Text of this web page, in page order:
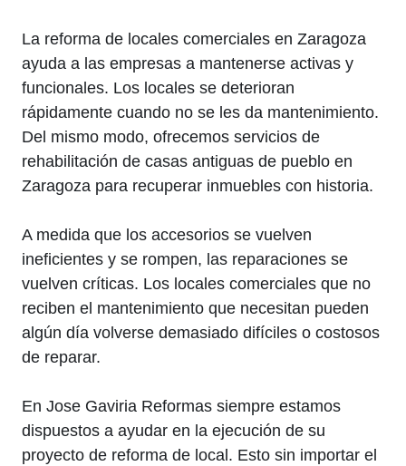
La reforma de locales comerciales en Zaragoza
ayuda a las empresas a mantenerse activas y
funcionales. Los locales se deterioran
rápidamente cuando no se les da mantenimiento.
Del mismo modo, ofrecemos servicios de
rehabilitación de casas antiguas de pueblo en
Zaragoza para recuperar inmuebles con historia.
A medida que los accesorios se vuelven
ineficientes y se rompen, las reparaciones se
vuelven críticas. Los locales comerciales que no
reciben el mantenimiento que necesitan pueden
algún día volverse demasiado difíciles o costosos
de reparar.
En Jose Gaviria Reformas siempre estamos
dispuestos a ayudar en la ejecución de su
proyecto de reforma de local. Esto sin importar el